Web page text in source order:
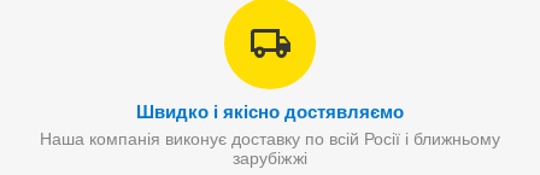
Швидко і якісно достявляємо
Наша компанія виконує доставку по всій Росії і ближньому
зарубіжжі